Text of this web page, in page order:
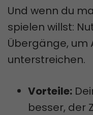
Und wenn du
spielen willst:
Übergänge, um
unterstreichen.
Vorteile:
besser, der